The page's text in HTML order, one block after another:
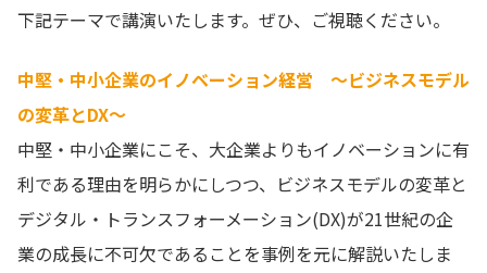
下記テーマで講演いたします。ぜひ、ご視聴ください。
中堅・中小企業のイノベーション経営
～ビジネスモデル
の変革とDX～
中堅・中小企業にこそ、大企業よりもイノベーションに有
利である理由を明らかにしつつ、ビジネスモデルの変革と
デジタル・トランスフォーメーション(DX)が21世紀の企
業の成長に不可欠であることを事例を元に解説いたしま